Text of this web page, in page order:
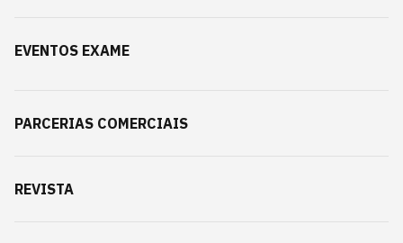
EVENTOS EXAME
PARCERIAS COMERCIAIS
REVISTA